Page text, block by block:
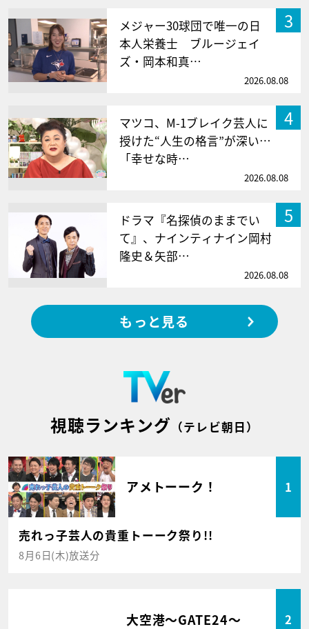
3
メジャー30球団で唯一の日
本人栄養士 ブルージェイ
ズ・岡本和真…
2026.08.08
4
マツコ、M-1ブレイク芸人に
授けた“人生の格言”が深い…
「幸せな時…
2026.08.08
5
ドラマ『名探偵のままでい
て』、ナインティナイン岡村
隆史＆矢部…
2026.08.08
もっと見る
視聴ランキング （テレビ朝日）
アメトーーク！ 1
売れっ子芸人の貴重トーーク祭り!!
8月6日(木)放送分
大空港～GATE24～ 2